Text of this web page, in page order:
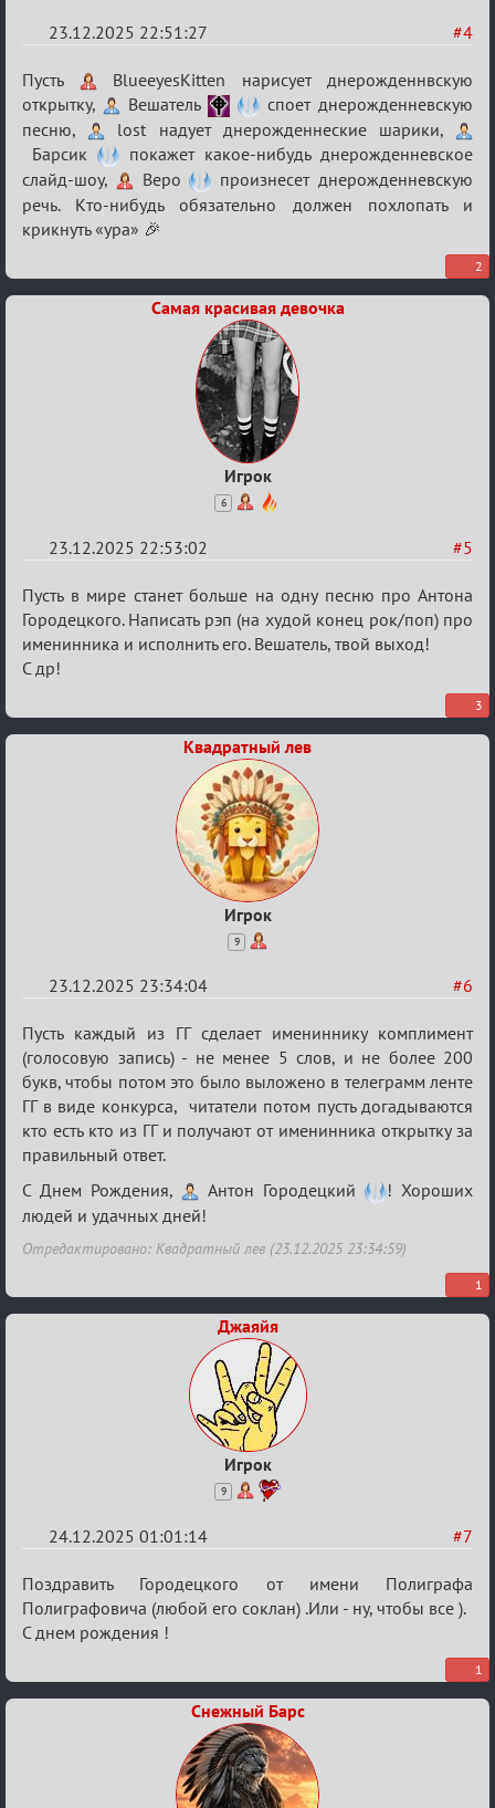
#4
23.12.2025 22:51:27
Re:
Вечеринка
Пусть
BlueeyesKitten нарисует днерожденнвскую
открытку,
Вешатель
споет днерожденневскую
песню,
lost надует днерожденнеские шарики,
Барсик
покажет какое-нибудь днерожденневское
слайд-шоу,
Веро
произнесет днерожденневскую
речь. Кто-нибудь обязательно должен похлопать и
крикнуть «ура» 🎉
2
Самая красивая девочка
Игрок
6
#5
23.12.2025 22:53:02
Re:
Вечеринка
Пусть в мире станет больше на одну песню про Антона
Городецкого. Написать рэп (на худой конец рок/поп) про
именинника и исполнить его. Вешатель, твой выход!
С др!
3
Квадратный лев
Игрок
9
#6
23.12.2025 23:34:04
Re:
Вечеринка
Пусть каждый из ГГ сделает имениннику комплимент
(голосовую запись) - не менее 5 слов, и не более 200
букв, чтобы потом это было выложено в телеграмм ленте
ГГ в виде конкурса, читатели потом пусть догадываются
кто есть кто из ГГ и получают от именинника открытку за
правильный ответ.
С Днем Рождения,
Антон Городецкий
! Хороших
людей и удачных дней!
Отредактировано: Квадратный лев (23.12.2025 23:34:59)
1
Джаяйя
Игрок
9
#7
24.12.2025 01:01:14
Re:
Вечеринка
Поздравить Городецкого от имени Полиграфа
Полиграфовича (любой его соклан) .Или - ну, чтобы все ).
С днем рождения !
1
Снежный Барс